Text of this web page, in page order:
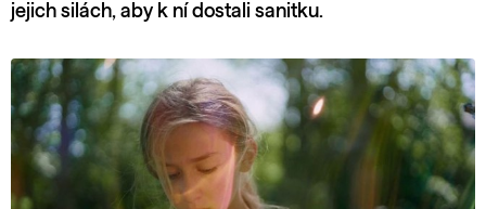
jejich silách, aby k ní dostali sanitku.